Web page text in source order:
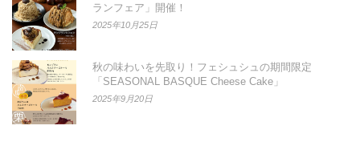
ランフェア」開催！
2025年10月25日
秋の味わいを先取り！フェシュシュの期間限定
「SEASONAL BASQUE Cheese Cake」
2025年9月20日